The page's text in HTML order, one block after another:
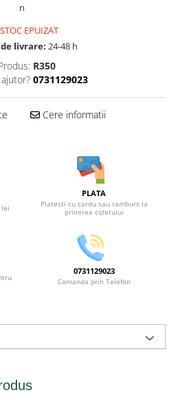
n
STOC EPUIZAT
livrare: 24-48 h
R350
0731129023
Cere informatii
lei
PLATA
Platesti cu cardu sau ramburs la
primirea coletului
0731129023
Comanda prin Telefon